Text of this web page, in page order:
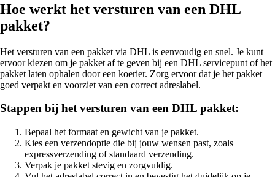
Hoe werkt het versturen van een DHL
pakket?
Het versturen van een pakket via DHL is eenvoudig en snel. Je kunt
ervoor kiezen om je pakket af te geven bij een DHL servicepunt of het
pakket laten ophalen door een koerier. Zorg ervoor dat je het pakket
goed verpakt en voorziet van een correct adreslabel.
Stappen bij het versturen van een DHL pakket:
Bepaal het formaat en gewicht van je pakket.
Kies een verzendoptie die bij jouw wensen past, zoals
expressverzending of standaard verzending.
Verpak je pakket stevig en zorgvuldig.